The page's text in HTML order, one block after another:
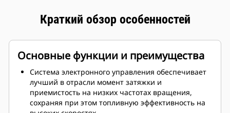
Краткий обзор особенностей
Основные функции и преимущества
Система электронного управления обеспечивает
лучший в отрасли момент затяжки и
приемистость на низких частотах вращения,
сохраняя при этом топливную эффективность на